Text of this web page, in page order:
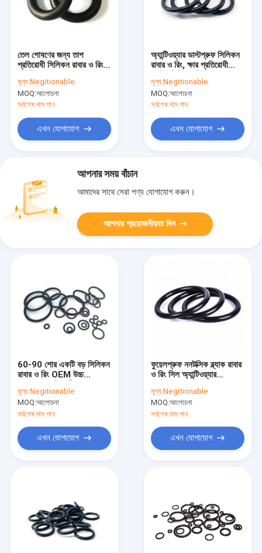
তেল শোষণের জন্য তাপ
প্রতিরোধী সিলিকন রাবার ও রিং
মূল্য:Negitionable
MOQ:আলোচনা
সর্বশেষ দাম পান
এখন যোগাযোগ
অ্যান্টিওয়্যার ডাস্টপ্রুফ সিলিকন
রাবার ও রিং, ক্ষার প্রতিরোধী
মূল্য:Negitionable
MOQ:আলোচনা
সর্বশেষ দাম পান
এখন যোগাযোগ
আপনার সময় বাঁচান
আমাদের সাথে সেরা পণ্য যোগাযোগ করুন।
আপনার প্রয়োজনীয়তা দিন
60-90 শোর একটি বড় সিলিকন
রাবার ও রিং OEM উচ্চ
মূল্য:Negitionable
MOQ:আলোচনা
সর্বশেষ দাম পান
এখন যোগাযোগ
ফুয়েলপ্রুফ ননটক্সিক ব্ল্যাক রাবার
ও রিং সিল অ্যান্টিওয়্যার
মূল্য:Negitionable
MOQ:আলোচনা
সর্বশেষ দাম পান
এখন যোগাযোগ